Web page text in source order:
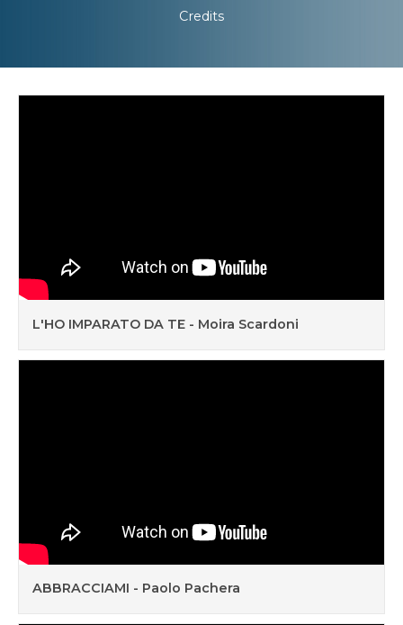
Credits
L'HO IMPARATO DA TE - Moira Scardoni
ABBRACCIAMI - Paolo Pachera